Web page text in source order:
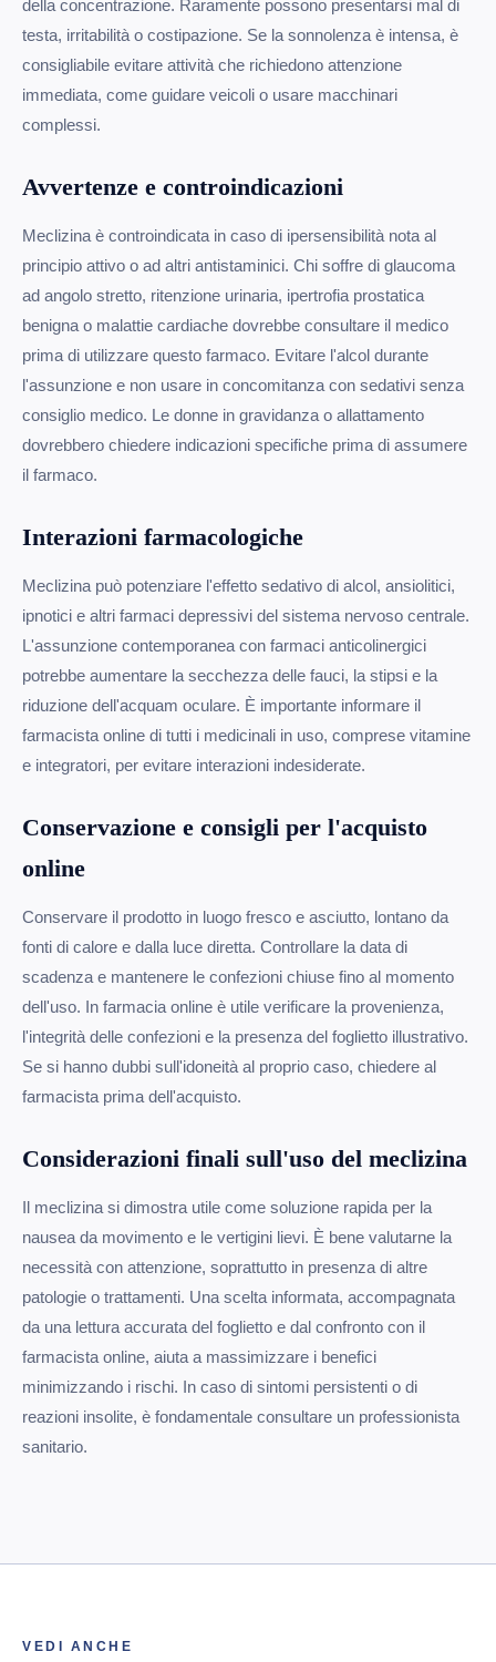
della concentrazione. Raramente possono presentarsi mal di
testa, irritabilità o costipazione. Se la sonnolenza è intensa, è
consigliabile evitare attività che richiedono attenzione
immediata, come guidare veicoli o usare macchinari
complessi.
Avvertenze e controindicazioni
Meclizina è controindicata in caso di ipersensibilità nota al
principio attivo o ad altri antistaminici. Chi soffre di glaucoma
ad angolo stretto, ritenzione urinaria, ipertrofia prostatica
benigna o malattie cardiache dovrebbe consultare il medico
prima di utilizzare questo farmaco. Evitare l'alcol durante
l'assunzione e non usare in concomitanza con sedativi senza
consiglio medico. Le donne in gravidanza o allattamento
dovrebbero chiedere indicazioni specifiche prima di assumere
il farmaco.
Interazioni farmacologiche
Meclizina può potenziare l'effetto sedativo di alcol, ansiolitici,
ipnotici e altri farmaci depressivi del sistema nervoso centrale.
L'assunzione contemporanea con farmaci anticolinergici
potrebbe aumentare la secchezza delle fauci, la stipsi e la
riduzione dell'acquam oculare. È importante informare il
farmacista online di tutti i medicinali in uso, comprese vitamine
e integratori, per evitare interazioni indesiderate.
Conservazione e consigli per l'acquisto
online
Conservare il prodotto in luogo fresco e asciutto, lontano da
fonti di calore e dalla luce diretta. Controllare la data di
scadenza e mantenere le confezioni chiuse fino al momento
dell'uso. In farmacia online è utile verificare la provenienza,
l'integrità delle confezioni e la presenza del foglietto illustrativo.
Se si hanno dubbi sull'idoneità al proprio caso, chiedere al
farmacista prima dell'acquisto.
Considerazioni finali sull'uso del meclizina
Il meclizina si dimostra utile come soluzione rapida per la
nausea da movimento e le vertigini lievi. È bene valutarne la
necessità con attenzione, soprattutto in presenza di altre
patologie o trattamenti. Una scelta informata, accompagnata
da una lettura accurata del foglietto e dal confronto con il
farmacista online, aiuta a massimizzare i benefici
minimizzando i rischi. In caso di sintomi persistenti o di
reazioni insolite, è fondamentale consultare un professionista
sanitario.
VEDI ANCHE